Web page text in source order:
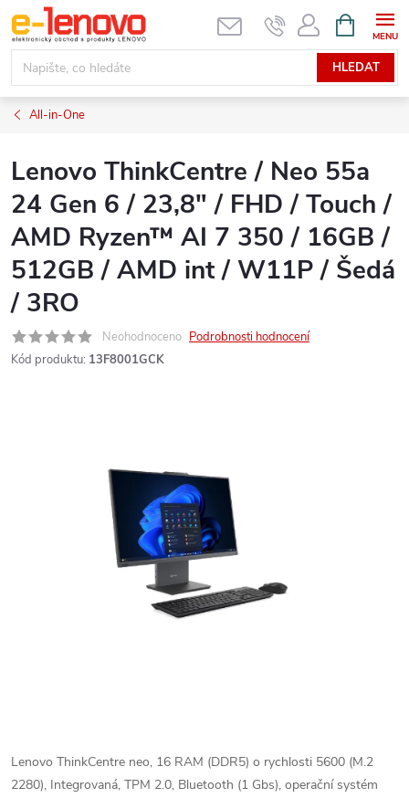
Přejít
na
obsah
HLEDAT
NÁKUPNÍ
KOŠÍK
All-in-One
Lenovo ThinkCentre / Neo 55a
24 Gen 6 / 23,8" / FHD / Touch /
AMD Ryzen™ AI 7 350 / 16GB /
512GB / AMD int / W11P / Šedá
/ 3RO
Neohodnoceno Podrobnosti hodnocení
Kód produktu: 13F8001GCK
Lenovo ThinkCentre neo, 16 RAM (DDR5) o rychlosti 5600 (M.2
2280), Integrovaná, TPM 2.0, Bluetooth (1 Gbs), operační systém